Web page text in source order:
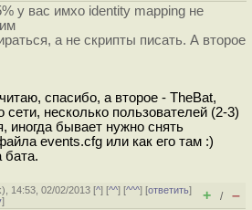
у вас имхо identity mapping не
а не скрипты писать. А второе
спасибо, а второе - TheBat,
сети, несколько пользователей (2-3)
иногда бывает нужно снять
events.cfg или как его там :)
бата.
), 14:53, 02/02/2013 [^] [^^] [^^^] [ответить]
] + / –